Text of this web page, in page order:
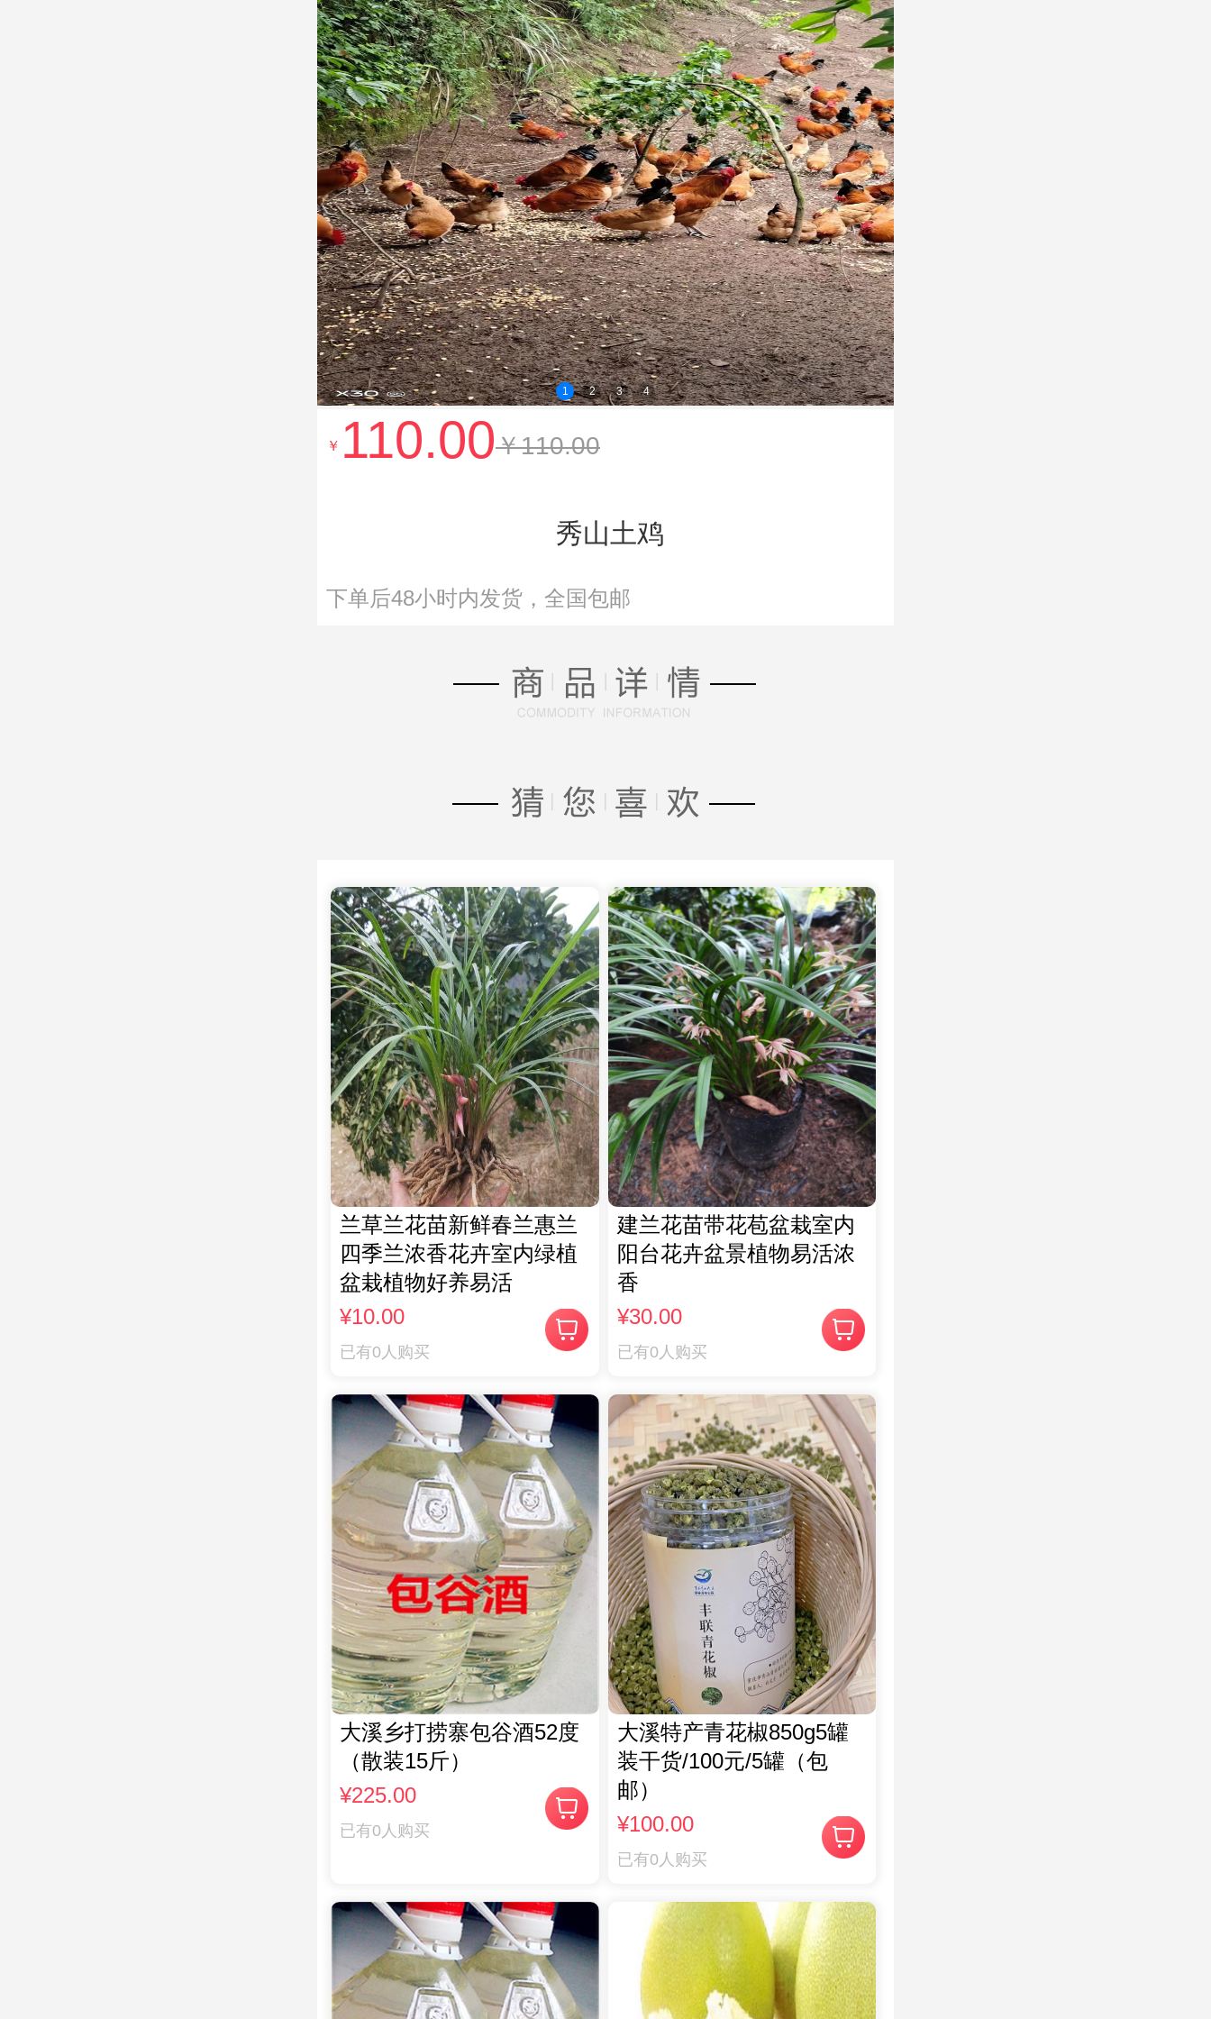
1 2 3 4
￥ 110.00￥110.00
秀山土鸡
下单后48小时内发货，全国包邮
兰草兰花苗新鲜春兰惠兰
四季兰浓香花卉室内绿植
盆栽植物好养易活
¥10.00
已有0人购买
建兰花苗带花苞盆栽室内
阳台花卉盆景植物易活浓
香
¥30.00
已有0人购买
大溪乡打捞寨包谷酒52度
（散装15斤）
¥225.00
已有0人购买
大溪特产青花椒850g5罐
装干货/100元/5罐（包
邮）
¥100.00
已有0人购买